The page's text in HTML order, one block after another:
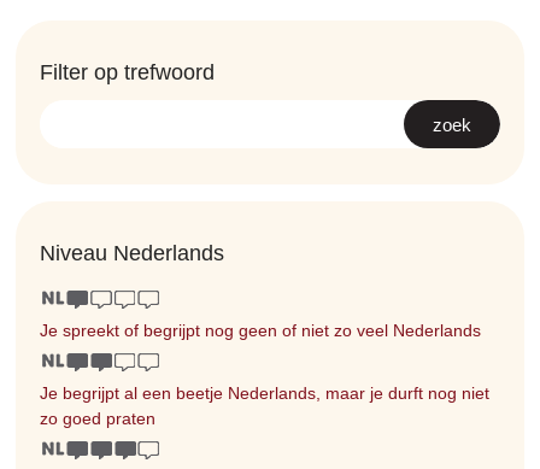
Filter op trefwoord
Niveau Nederlands
Je spreekt of begrijpt nog geen of niet zo veel Nederlands
Je begrijpt al een beetje Nederlands, maar je durft nog niet
zo goed praten